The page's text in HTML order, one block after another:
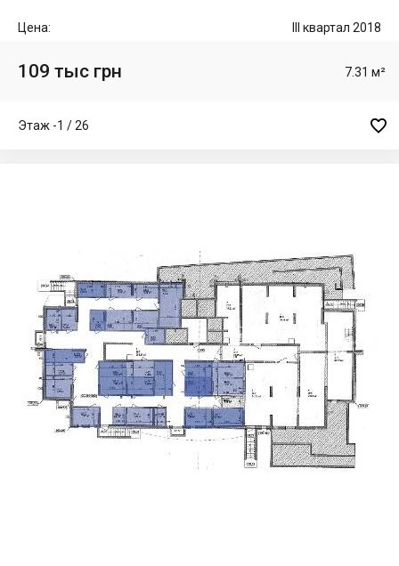
Цена: III квартал 2018
109 тыс грн 7.31 м²
Этаж -1 / 26 